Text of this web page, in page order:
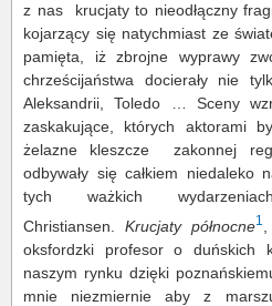
z nas krucjaty to nieodłączny
kojarzący się natychmiast ze
pamięta, iż zbrojne wyprawy
chrześcijaństwa docierały nie
Aleksandrii, Toledo … Sceny
zaskakujące, których aktorami
żelazne kleszcze zakonnej
odbywały się całkiem niedaleko
tych ważkich
Christiansen. Krucjaty północne1
oksfordzki profesor o duńskich
naszym rynku dzięki
mnie niezmiernie aby z